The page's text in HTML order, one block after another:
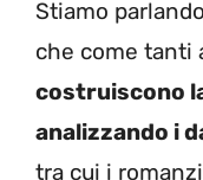
Stiamo
che come tanti
costruiscono
analizzando i
tra cui i